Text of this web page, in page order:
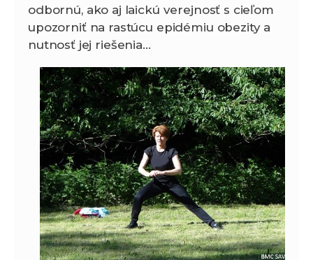
odbornú, ako aj laickú verejnosť s cieľom
upozorniť na rastúcu epidémiu obezity a
nutnosť jej riešenia…